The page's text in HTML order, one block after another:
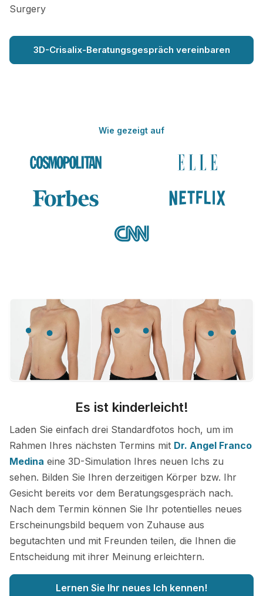
Surgery
3D-Crisalix-Beratungsgespräch vereinbaren
Wie gezeigt auf
Es ist kinderleicht!
Laden Sie einfach drei Standardfotos hoch, um im
Rahmen Ihres nächsten Termins mit Dr. Angel Franco
Medina eine 3D-Simulation Ihres neuen Ichs zu
sehen. Bilden Sie Ihren derzeitigen Körper bzw. Ihr
Gesicht bereits vor dem Beratungsgespräch nach.
Nach dem Termin können Sie Ihr potentielles neues
Erscheinungsbild bequem von Zuhause aus
begutachten und mit Freunden teilen, die Ihnen die
Entscheidung mit ihrer Meinung erleichtern.
Lernen Sie Ihr neues Ich kennen!